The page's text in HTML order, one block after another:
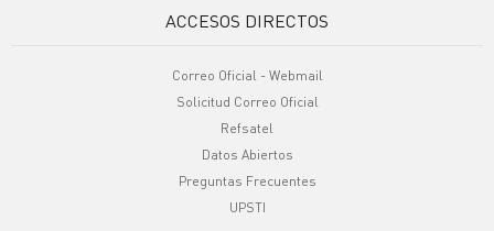
ACCESOS DIRECTOS
Correo Oficial - Webmail
Solicitud Correo Oficial
Refsatel
Datos Abiertos
Preguntas Frecuentes
UPSTI